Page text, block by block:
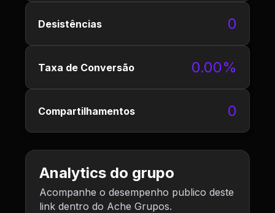
Desistências 0
Taxa de Conversão 0.00%
Compartilhamentos 0
Analytics do grupo
Acompanhe o desempenho publico deste
link dentro do Ache Grupos.